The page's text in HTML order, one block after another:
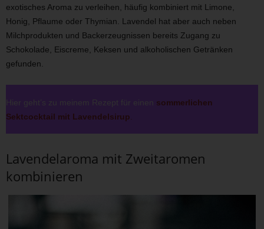
exotisches Aroma zu verleihen, häufig kombiniert mit Limone,
Honig, Pflaume oder Thymian. Lavendel hat aber auch neben
Milchprodukten und Backerzeugnissen bereits Zugang zu
Schokolade, Eiscreme, Keksen und alkoholischen Getränken
gefunden.
Hier geht’s zu meinem Rezept für einen sommerlichen
Sektcocktail mit Lavendelsirup
Lavendelaroma mit Zweitaromen
kombinieren